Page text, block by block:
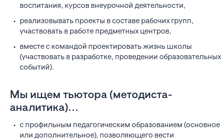
воспитания, курсов внеурочной деятельности,
реализовывать проекты в составе рабочих групп,
участвовать в работе предметных центров,
вместе с командой проектировать жизнь школы
(участвовать в разработке, проведении образовательных
событий).
Мы ищем тьютора (методиста-
аналитика)...
с профильным педагогическим образованием (основное
или дополнительное), позволяющего вести